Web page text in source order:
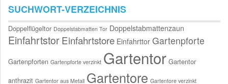
SUCHWORT-VERZEICHNIS
Doppelflügeltor Doppelstabmatten Tor Doppelstabmattenzaun
EinfahrtstorEinfahrtstore Einfahrttor Gartenpforte
Gartenpforten Gartenpforte verzinkt Gartentor Gartentor
anthrazit Gartentor aus Metall Gartentore Gartentore verzinkt